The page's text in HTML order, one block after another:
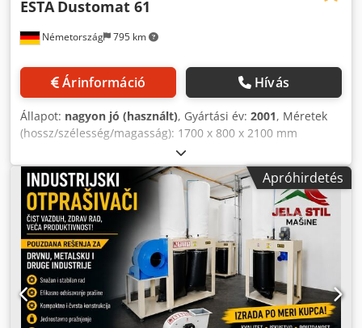
Németország 795 km
ESTA Dustomat 61
Árinformáció Hívás
Állapot: nagyon jó (használt), Gyártási év: 2001, Méretek
(hossz/szélesség/magasság): 1700 x 800 x 2100 mm
Szűrőzsákok száma: 1 db Forgácsgyűjtő zsákok száma: 1 db
Tömlő átmérője: 160 mm Tömlő hossza: 4000 mm
Dcjdpfxoxcyymo Aklok Szívókapacitás: 1850 m³/h
Motorteljesítmény: 3 kW Ez az elszívóberendezés jó
állapotban van, azonnal elérhető és áram alatt
kipróbálható az eladónál. LEÍRÁS: - Ciklon előleválasztó
cellás forgózsilippel a működés közbeni ürítéshez - Mobil
kivitel - Éghető porok elszívására alkalmas Méretek: Elszívó:
1,7 (szélesség) x 0,8 (mélység) x 2,1 m (magasság)
Előleválasztó: 1,1 (szélesség) x 1 (mélység) x 2,8 m
(magasság)
Apróhirdetés